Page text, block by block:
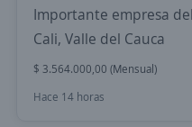
Importante empresa
Cali, Valle del Cauca
$ 3.564.000,00 (Mensual)
Hace 14 horas